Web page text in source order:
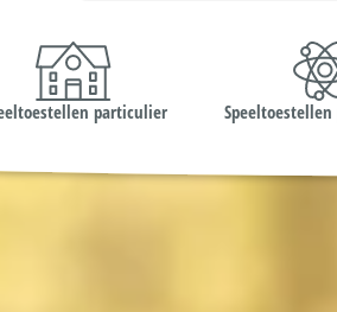
particulier